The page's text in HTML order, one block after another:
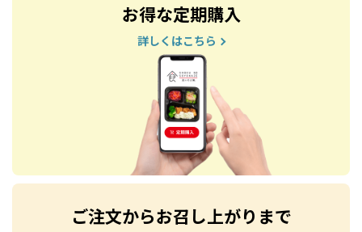
お得な定期購入
詳しくはこちら
ご注文からお召し上がりまで